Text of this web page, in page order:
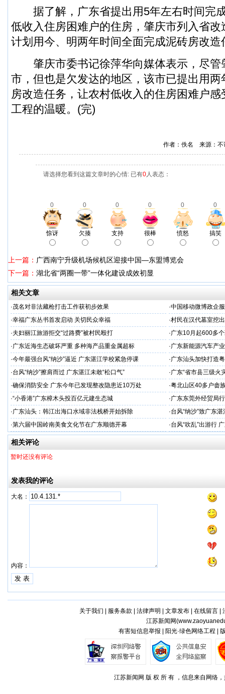
据了解，广东省提出用5年左右时间完
低收入住房困难户的住房，肇庆市列入省
计划用今、明两年时间全面完成泥砖房改造
肇庆市委书记徐萍华向媒体表示，尽管
市，但也是欠发达的地区，该市已提出用
房改造任务，让农村低收入的住房困难户
工程的温暖。(完)
作者：佚名 来源：
请选择您看到这篇文章时的心情: 已有0人表态：
0 0 0 0 0 0
惊讶 欠揍 支持 很棒 愤怒 搞笑
上一篇： 广西南宁升级机场候机区迎接中国—东盟博览会
下一篇： 湖北省“两圈一带”一体化建设成效初显
相关文章
·茂名对非法藏枪打击工作获初步效果 ·中国移动微博政企
·幸福广东丛书首发启动 关切民众幸福 ·村民在汉代墓室挖
·夫妇丽江旅游拒交“过路费”被村民殴打 ·广东10月起600多
·广东近海生态破坏严重 多种海产品重金属超标 ·广东新能源汽车产
·今年最强台风“纳沙”逼近 广东湛江学校紧急停课 ·广东汕头加快打造
·台风“纳沙”擦肩而过 广东湛江未敢“松口气” ·广东“省市县三级火
·确保消防安全 广东今年已发现整改隐患近10万处 ·粤北山区40多户畲
·“小香港”广东樟木头投百亿元建生态城 ·广东东莞外经贸局
·广东汕头：韩江出海口水域非法栈桥开始拆除 ·台风“纳沙”致广东
·第六届中国岭南美食文化节在广东顺德开幕 ·台风“吹乱”出游行
相关评论
暂时还没有评论
发表我的评论
大名：
内容：
关于我们 服务条款 法律声明 文章发布| 在线留言|
江苏新闻网(
有害短信息举报 | 阳光·绿色网络工程 |
江苏新闻网 版 权 所 有 ，信息来自网络